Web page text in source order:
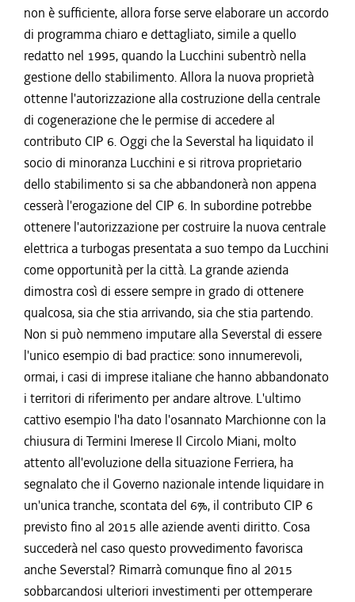
non è sufficiente, allora forse serve elaborare un accordo
di programma chiaro e dettagliato, simile a quello
redatto nel 1995, quando la Lucchini subentrò nella
gestione dello stabilimento. Allora la nuova proprietà
ottenne l'autorizzazione alla costruzione della centrale
di cogenerazione che le permise di accedere al
contributo CIP 6. Oggi che la Severstal ha liquidato il
socio di minoranza Lucchini e si ritrova proprietario
dello stabilimento si sa che abbandonerà non appena
cesserà l'erogazione del CIP 6. In subordine potrebbe
ottenere l'autorizzazione per costruire la nuova centrale
elettrica a turbogas presentata a suo tempo da Lucchini
come opportunità per la città. La grande azienda
dimostra così di essere sempre in grado di ottenere
qualcosa, sia che stia arrivando, sia che stia partendo.
Non si può nemmeno imputare alla Severstal di essere
l'unico esempio di bad practice: sono innumerevoli,
ormai, i casi di imprese italiane che hanno abbandonato
i territori di riferimento per andare altrove. L'ultimo
cattivo esempio l'ha dato l'osannato Marchionne con la
chiusura di Termini Imerese Il Circolo Miani, molto
attento all'evoluzione della situazione Ferriera, ha
segnalato che il Governo nazionale intende liquidare in
un'unica tranche, scontata del 6%, il contributo CIP 6
previsto fino al 2015 alle aziende aventi diritto. Cosa
succederà nel caso questo provvedimento favorisca
anche Severstal? Rimarrà comunque fino al 2015
sobbarcandosi ulteriori investimenti per ottemperare